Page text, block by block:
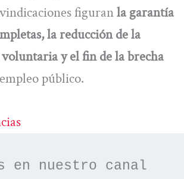
figuranla garantía
la reducción de la
y el fin de la brecha
público.
en nuestro canal